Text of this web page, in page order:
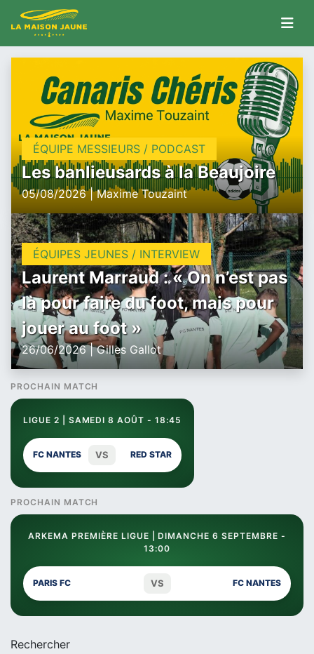
ÉQUIPE MESSIEURS / PODCAST
Les banlieusards à la Beaujoire
05/08/2026 | Maxime Touzaint
ÉQUIPES JEUNES / INTERVIEW
Laurent Marraud : « On n’est pas
là pour faire du foot, mais pour
jouer au foot »
26/06/2026 | Gilles Gallot
PROCHAIN MATCH
LIGUE 2 | SAMEDI 8 AOÛT - 18:45
FC NANTES VS RED STAR
PROCHAIN MATCH
ARKEMA PREMIÈRE LIGUE | DIMANCHE 6 SEPTEMBRE -
13:00
PARIS FC VS FC NANTES
Rechercher